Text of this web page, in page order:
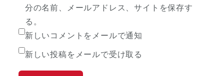
分の名前、メールアドレス、サイトを保存す
る。
新しいコメントをメールで通知
新しい投稿をメールで受け取る